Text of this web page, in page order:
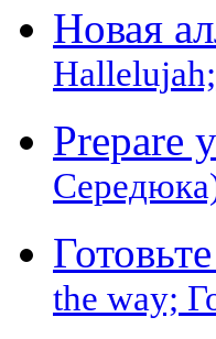
Новая
Prepare
the way;